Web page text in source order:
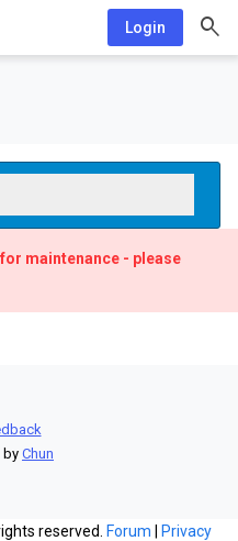
Login
maintenance - please
by Chun
reserved. Forum
Privacy